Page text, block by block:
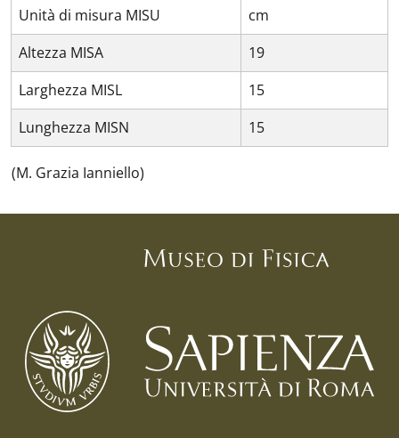
Unità di misura MISU
cm
Altezza MISA
19
Larghezza MISL
15
Lunghezza MISN
15
(M. Grazia Ianniello)